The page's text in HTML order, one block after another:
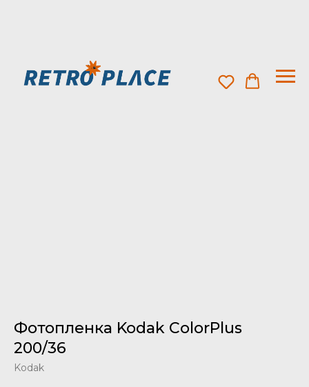
Фотопленка Kodak ColorPlus
200/36
Kodak